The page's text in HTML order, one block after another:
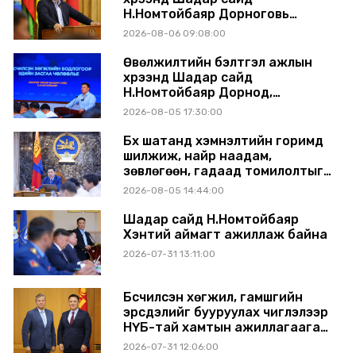
Н.Номтойбаяр Дорноговь
аймагт ажиллав
2026-08-06 09:08:00
Өвөлжилтийн бэлтгэл ажлын
хүрээнд Шадар сайд
Н.Номтойбаяр Дорнод,
Сүхбаатар аймагт ажиллав
2026-08-05 17:30:00
Бүх шатанд хэмнэлтийн горимд
шилжиж, найр наадам,
зөвлөгөөн, гадаад томилолтыг
хориглолоо
2026-08-05 14:44:00
Шадар сайд Н.Номтойбаяр
Хэнтий аймагт ажиллаж байна
2026-07-31 13:11:00
Бүсчилсэн хөгжил, гамшгийн
эрсдэлийг бууруулах чиглэлээр
НҮБ-тай хамтын ажиллагаагаа
өргөжүүлэхээр санал солилцлоо
2026-07-31 12:06:00